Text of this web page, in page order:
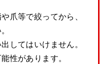
爪等で絞ってから、
してはいけません。
性があります。